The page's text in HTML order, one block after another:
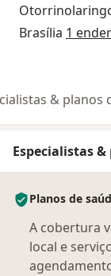
Brasília 1
& planos
Especialistas
Planos de
A cobertura
local e